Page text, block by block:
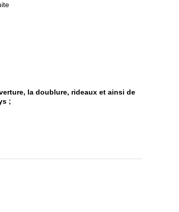
la doublure, rideaux et ainsi de
;